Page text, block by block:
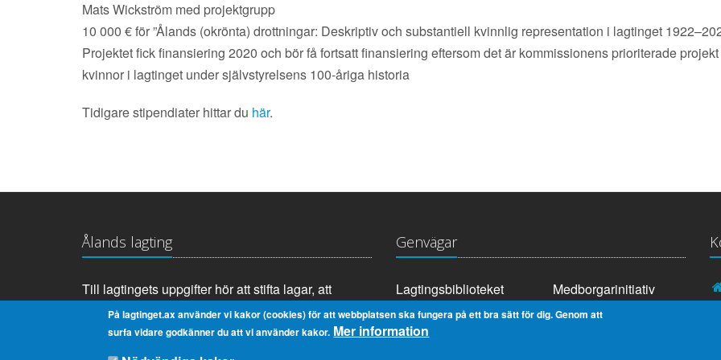
Mats Wickström med projektgrupp
10 000 € för ”Ålands (okrönta) drottningar: Deskriptiv och substantiell kvinnlig representation i lagtinget
Projektet fick finansiering 2020 och bör få fortsatt finansiering eftersom det är kommissionens prioriterade
kvinnor i lagtinget under självstyrelsens 100-åriga historia
Tidigare stipendiater hittar du här.
Ålands lagting
Till lagtingets uppgifter hör att stifta lagar, att
anta landskapets budget samt att tillsätta och
övervaka landskapsregeringen.
Genvägar
Lagtingsbiblioteket
Medborgarinitiativ
Youtube
RSS
Extranät
På lagtinget.ax använder vi kakor (cookies) för att webbplatsen ska fungera på ett bra sätt för dig. Genom att
surfa vidare godkänner du att vi använder kakor. Mer information